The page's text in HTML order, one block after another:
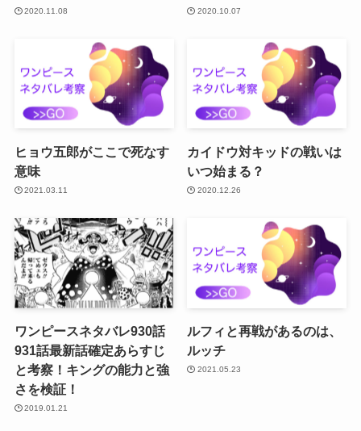
2020.11.08 2020.10.07
ヒョウ五郎がここで死なす
意味
2021.03.11
カイドウ対キッドの戦いは
いつ始まる？
2020.12.26
ワンピースネタバレ930話
931話最新話確定あらすじ
と考察！キングの能力と強
さを検証！
2019.01.21
ルフィと再戦があるのは、
ルッチ
2021.05.23